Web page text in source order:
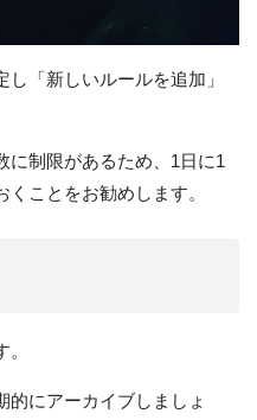
「新しいルールを追加」
制限があるため、1日に1
ことをお勧めします。
的にアーカイブしましょ